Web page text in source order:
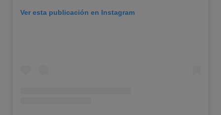
Ver esta publicación en Instagram